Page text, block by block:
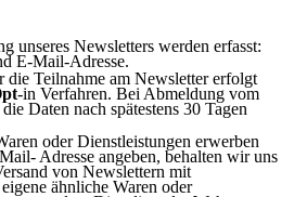
unseres Newsletters werden erfasst:
E-Mail-Adresse.
die Teilnahme am Newsletter erfolgt
-in Verfahren. Bei Abmeldung vom
Daten nach spätestens 30 Tagen
oder Dienstleis­tungen erwerben
Adresse angeben, behalten wir uns
von Newslettern mit
ähnliche Waren oder